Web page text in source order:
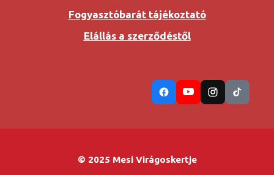
Fogyasztóbarát tájékoztató
Elállás a szerződéstől
© 2025 Mesi Virágoskertje